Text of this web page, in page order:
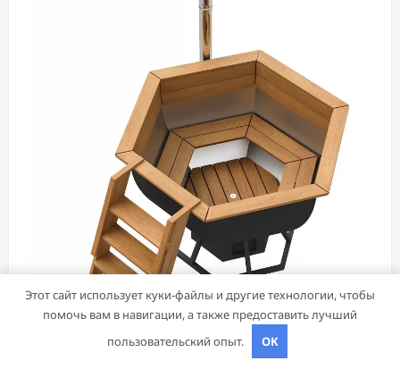
Дача, участок
Этот сайт использует куки-файлы и другие технологии, чтобы
помочь вам в навигации, а также предоставить лучший
пользовательский опыт.
OK